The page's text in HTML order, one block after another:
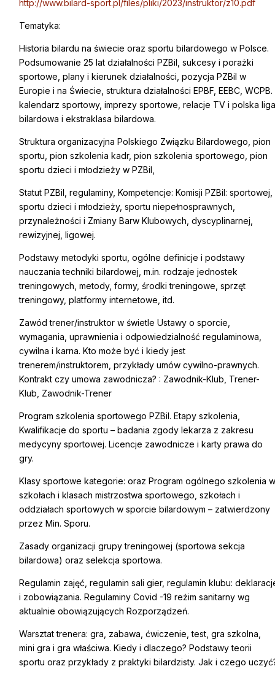
http://www.bilard-sport.pl/files/pliki/2023/instruktor/z10.pdf
Tematyka:
Historia bilardu na świecie oraz sportu bilardowego w Polsce.
Podsumowanie 25 lat działalności PZBil, sukcesy i porażki
sportowe, plany i kierunek działalności, pozycja PZBil w
Europie i na Świecie, struktura działalności EPBF, EEBC, WCPB.
kalendarz sportowy, imprezy sportowe, relacje TV i polska liga
bilardowa i ekstraklasa bilardowa.
Struktura organizacyjna Polskiego Związku Bilardowego, pion
sportu, pion szkolenia kadr, pion szkolenia sportowego, pion
sportu dzieci i młodzieży w PZBil,
Statut PZBil, regulaminy, Kompetencje: Komisji PZBil: sportowej,
sportu dzieci i młodzieży, sportu niepełnosprawnych,
przynależności i Zmiany Barw Klubowych, dyscyplinarnej,
rewizyjnej, ligowej.
Podstawy metodyki sportu, ogólne definicje i podstawy
nauczania techniki bilardowej, m.in. rodzaje jednostek
treningowych, metody, formy, środki treningowe, sprzęt
treningowy, platformy internetowe, itd.
Zawód trener/instruktor w świetle Ustawy o sporcie,
wymagania, uprawnienia i odpowiedzialność regulaminowa,
cywilna i karna. Kto może być i kiedy jest
trenerem/instruktorem, przykłady umów cywilno-prawnych.
Kontrakt czy umowa zawodnicza? : Zawodnik-Klub, Trener-
Klub, Zawodnik-Trener
Program szkolenia sportowego PZBil. Etapy szkolenia,
Kwalifikacje do sportu – badania zgody lekarza z zakresu
medycyny sportowej. Licencje zawodnicze i karty prawa do
gry.
Klasy sportowe kategorie: oraz Program ogólnego szkolenia w
szkołach i klasach mistrzostwa sportowego, szkołach i
oddziałach sportowych w sporcie bilardowym – zatwierdzony
przez Min. Sporu.
Zasady organizacji grupy treningowej (sportowa sekcja
bilardowa) oraz selekcja sportowa.
Regulamin zajęć, regulamin sali gier, regulamin klubu:
i zobowiązania. Regulaminy Covid -19 reżim sanitarny wg
aktualnie obowiązujących Rozporządzeń.
Warsztat trenera: gra, zabawa, ćwiczenie, test, gra szkolna,
mini gra i gra właściwa. Kiedy i dlaczego? Podstawy teorii
sportu oraz przykłady z praktyki bilardzisty. Jak i czego